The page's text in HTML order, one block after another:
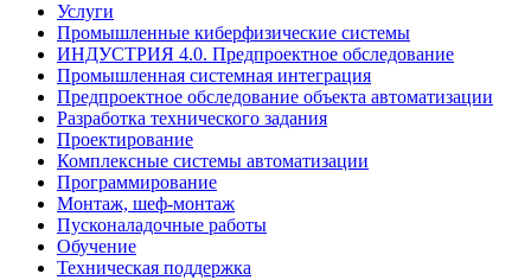
Услуги
Промышленные киберфизические системы
ИНДУСТРИЯ 4.0. Предпроектное обследование
Промышленная системная интеграция
Предпроектное обследование объекта автоматизации
Разработка технического задания
Проектирование
Комплексные системы автоматизации
Программирование
Монтаж, шеф-монтаж
Пусконаладочные работы
Обучение
Техническая поддержка